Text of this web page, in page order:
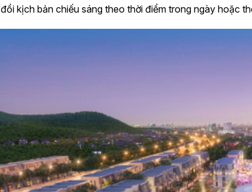
kịch bản chiếu sáng theo thời điểm trong ngày hoặc